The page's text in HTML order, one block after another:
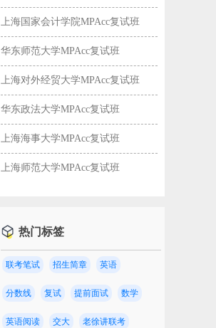
上海国家会计学院MPAcc复试班
华东师范大学MPAcc复试班
上海对外经贸大学MPAcc复试班
华东政法大学MPAcc复试班
上海海事大学MPAcc复试班
上海师范大学MPAcc复试班
热门标签
联考笔试 招生简章 英语
分数线 复试 提前面试 数学
英语阅读 交大 老徐讲联考